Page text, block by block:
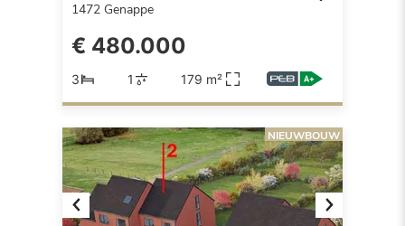
1472 Genappe
€ 480.000
3 1 179 m²
Previous Next
NIEUWBOUW